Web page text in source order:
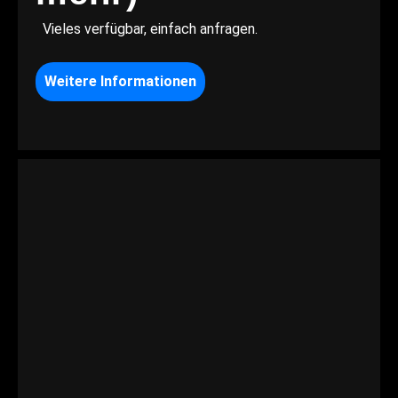
Vieles verfügbar, einfach anfragen.
Weitere Informationen